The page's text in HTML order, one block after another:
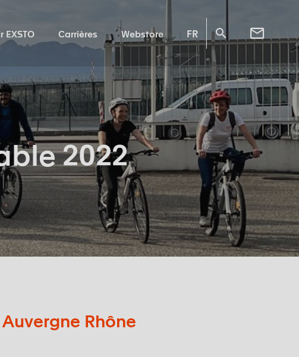
EXSTO Carrières Webstore FR
2022
Rhône